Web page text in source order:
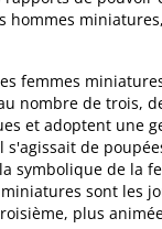
hommes
femmes
nombre de trois,
et adoptent une
s'agissait de
symbolique de la
sont les
plus